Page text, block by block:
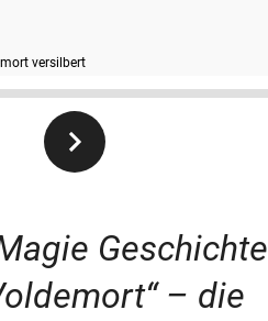
versilbert
Geschichte
– die